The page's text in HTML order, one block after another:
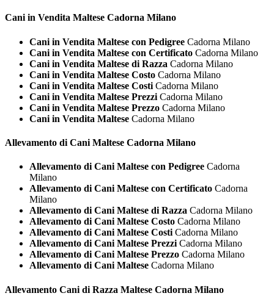
Cani in Vendita Maltese Cadorna Milano
Cani in Vendita Maltese con Pedigree Cadorna Milano
Cani in Vendita Maltese con Certificato Cadorna Milano
Cani in Vendita Maltese di Razza Cadorna Milano
Cani in Vendita Maltese Costo Cadorna Milano
Cani in Vendita Maltese Costi Cadorna Milano
Cani in Vendita Maltese Prezzi Cadorna Milano
Cani in Vendita Maltese Prezzo Cadorna Milano
Cani in Vendita Maltese Cadorna Milano
Allevamento di Cani Maltese Cadorna Milano
Allevamento di Cani Maltese con Pedigree Cadorna
Milano
Allevamento di Cani Maltese con Certificato Cadorna
Milano
Allevamento di Cani Maltese di Razza Cadorna Milano
Allevamento di Cani Maltese Costo Cadorna Milano
Allevamento di Cani Maltese Costi Cadorna Milano
Allevamento di Cani Maltese Prezzi Cadorna Milano
Allevamento di Cani Maltese Prezzo Cadorna Milano
Allevamento di Cani Maltese Cadorna Milano
Allevamento Cani di Razza Maltese Cadorna Milano